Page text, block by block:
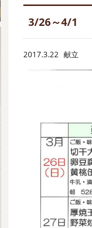
3/26～4/1
2017.3.22 献立